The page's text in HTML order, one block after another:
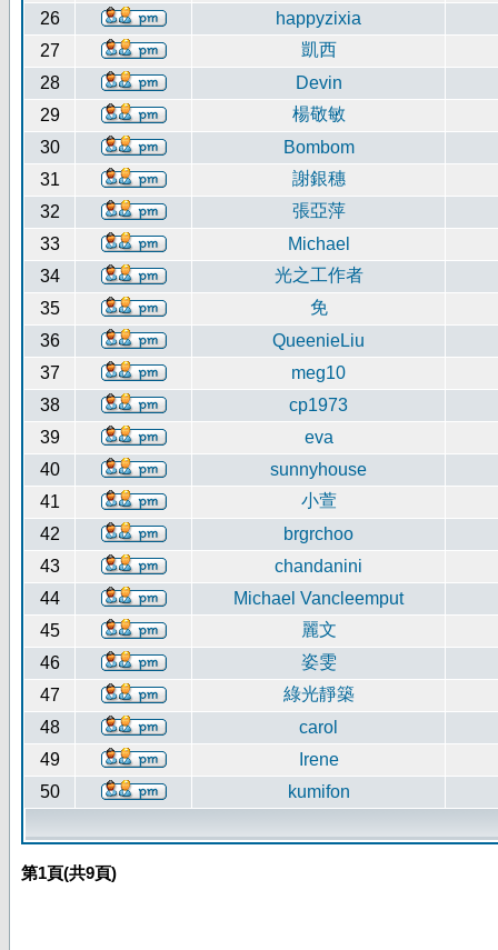
26
happyzixia
27
凱西
28
Devin
29
楊敬敏
30
Bombom
31
謝銀穗
32
張亞萍
33
Michael
34
光之工作者
35
免
36
QueenieLiu
37
meg10
38
cp1973
39
eva
40
sunnyhouse
41
小萱
42
brgrchoo
43
chandanini
44
Michael Vancleemput
45
麗文
46
姿雯
47
綠光靜築
48
carol
49
Irene
50
kumifon
第1頁(共9頁)